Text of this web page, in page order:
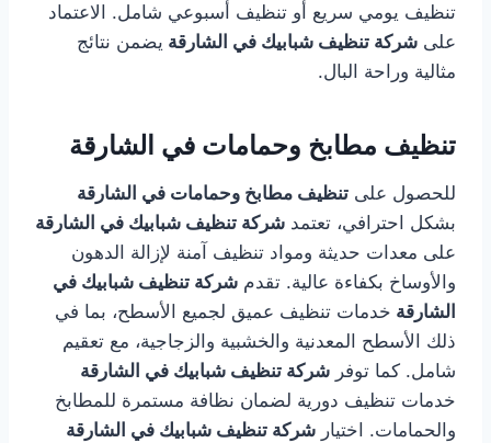
تنظيف يومي سريع أو تنظيف أسبوعي شامل. الاعتماد
على شركة تنظيف شبابيك في الشارقة يضمن نتائج
مثالية وراحة البال.
تنظيف مطابخ وحمامات في الشارقة
للحصول على تنظيف مطابخ وحمامات في الشارقة
بشكل احترافي، تعتمد شركة تنظيف شبابيك في الشارقة
على معدات حديثة ومواد تنظيف آمنة لإزالة الدهون
والأوساخ بكفاءة عالية. تقدم شركة تنظيف شبابيك في
الشارقة خدمات تنظيف عميق لجميع الأسطح، بما في
ذلك الأسطح المعدنية والخشبية والزجاجية، مع تعقيم
شامل. كما توفر شركة تنظيف شبابيك في الشارقة
خدمات تنظيف دورية لضمان نظافة مستمرة للمطابخ
والحمامات. اختيار شركة تنظيف شبابيك في الشارقة